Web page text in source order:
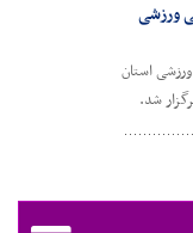
ورزشی
استان
شد.